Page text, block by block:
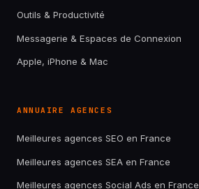
Outils & Productivité
Messagerie & Espaces de Connexion
Apple, iPhone & Mac
ANNUAIRE AGENCES
Meilleures agences SEO en France
Meilleures agences SEA en France
Meilleures agences Social Ads en France